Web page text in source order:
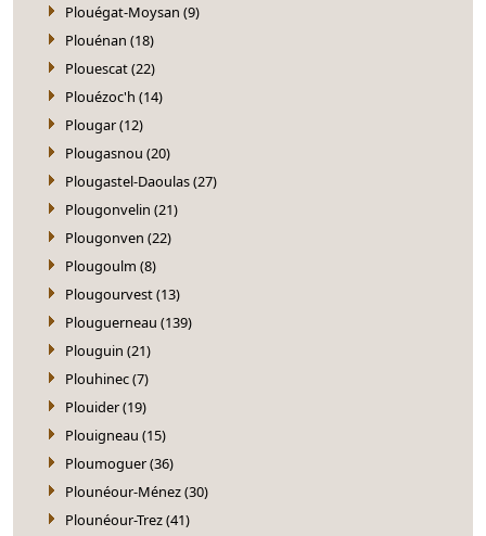
Plouégat-Moysan (9)
Plouénan (18)
Plouescat (22)
Plouézoc'h (14)
Plougar (12)
Plougasnou (20)
Plougastel-Daoulas (27)
Plougonvelin (21)
Plougonven (22)
Plougoulm (8)
Plougourvest (13)
Plouguerneau (139)
Plouguin (21)
Plouhinec (7)
Plouider (19)
Plouigneau (15)
Ploumoguer (36)
Plounéour-Ménez (30)
Plounéour-Trez (41)